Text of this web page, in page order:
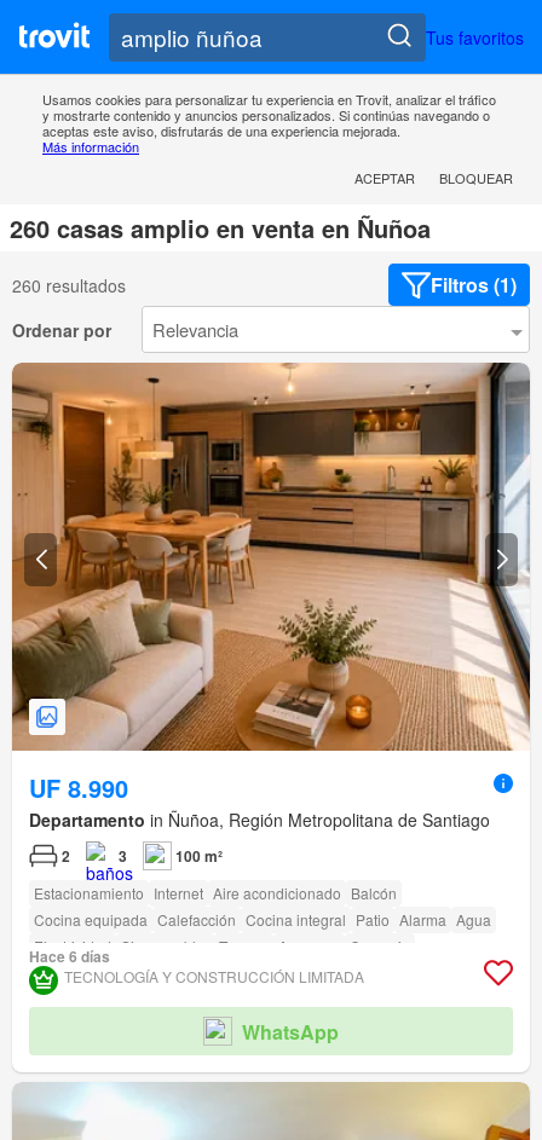
Tus favoritos
Usamos cookies para personalizar tu experiencia en Trovit, analizar el tráfico
y mostrarte contenido y anuncios personalizados. Si continúas navegando o
aceptas este aviso, disfrutarás de una experiencia mejorada.
Más información
ACEPTAR
BLOQUEAR
260 casas amplio en venta en Ñuñoa
260 resultados Filtros (1)
Ordenar por
UF 8.990
Departamento in Ñuñoa, Región Metropolitana de Santiago
2 3 100 m²
Estacionamiento Internet Aire acondicionado Balcón
Cocina equipada Calefacción Cocina integral Patio Alarma Agua
Electricidad Sin amueblar Terraza Ascensor
Conserje
Acceso para personas con discapacidad
Hace 6 días
TECNOLOGÍA Y CONSTRUCCIÓN LIMITADA
WhatsApp